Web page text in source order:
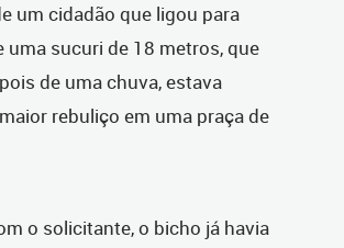
um cidadão que ligou para
uma sucuri de 18 metros, que
de uma chuva, estava
rebuliço em uma praça de
o solicitante, o bicho já havia